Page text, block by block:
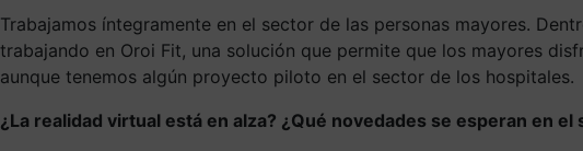
Trabajamos íntegramente en el sector de las personas mayores.
trabajando en Oroi Fit, una solución que permite que los mayores
aunque tenemos algún proyecto piloto en el sector de los hospitales.
¿La realidad virtual está en alza? ¿Qué novedades se esperan en el